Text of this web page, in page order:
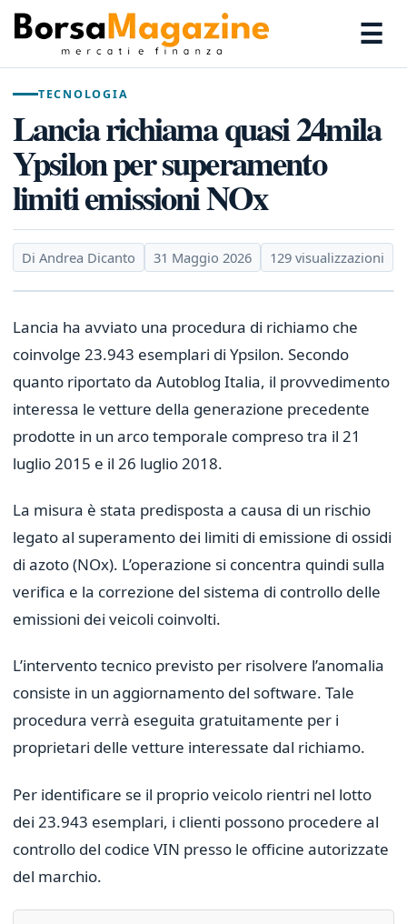
☰
TECNOLOGIA
Lancia richiama quasi 24mila
Ypsilon per superamento
limiti emissioni NOx
Di Andrea Dicanto 31 Maggio 2026 129 visualizzazioni
Lancia ha avviato una procedura di richiamo che
coinvolge 23.943 esemplari di Ypsilon. Secondo
quanto riportato da Autoblog Italia, il provvedimento
interessa le vetture della generazione precedente
prodotte in un arco temporale compreso tra il 21
luglio 2015 e il 26 luglio 2018.
La misura è stata predisposta a causa di un rischio
legato al superamento dei limiti di emissione di ossidi
di azoto (NOx). L’operazione si concentra quindi sulla
verifica e la correzione del sistema di controllo delle
emissioni dei veicoli coinvolti.
L’intervento tecnico previsto per risolvere l’anomalia
consiste in un aggiornamento del software. Tale
procedura verrà eseguita gratuitamente per i
proprietari delle vetture interessate dal richiamo.
Per identificare se il proprio veicolo rientri nel lotto
dei 23.943 esemplari, i clienti possono procedere al
controllo del codice VIN presso le officine autorizzate
del marchio.